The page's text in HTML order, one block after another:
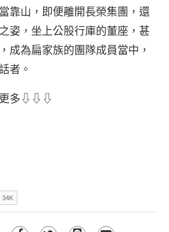
靠山，即便離開長榮集團，還
姿，坐上公股行庫的董座，甚
成為扁家族的團隊成員當中，
者。
多⇩⇩⇩